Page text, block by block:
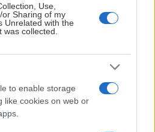
Use,
Sharing of my
Unrelated with the
collected.
to enable storage
like cookies on web or